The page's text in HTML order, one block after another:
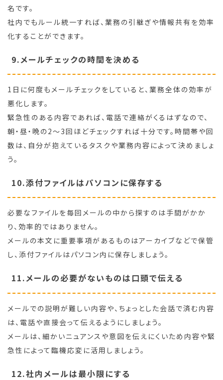
名です。
社内でもルール統一すれば、業務の引継ぎや情報共有を効率
化することができます。
9.メールチェックの時間を決める
1日に何度もメールチェックをしていると、業務全体の効率が
悪化します。
緊急性のある内容であれば、電話で連絡がくるはずなので、
朝・昼・晩の2～3回ほどチェックすれば十分です。時間帯や回
数は、自分が抱えているタスクや業務内容によって決めましょ
う。
10.添付ファイルはパソコンに保存する
必要なファイルを毎回メールの中から探すのは手間がかか
り、効率的ではありません。
メールの本文に重要事項があるものはアーカイブなどで保管
し、添付ファイルはパソコン内に保存しましょう。
11.メールの必要がないものは口頭で伝える
メールでの説明が難しい内容や、ちょっとした会話で済む内容
は、電話や直接会って伝えるようにしましょう。
メールは、細かいニュアンスや意図を伝えにくいため内容や緊
急性によって臨機応変に活用しましょう。
12.社内メールは最小限にする